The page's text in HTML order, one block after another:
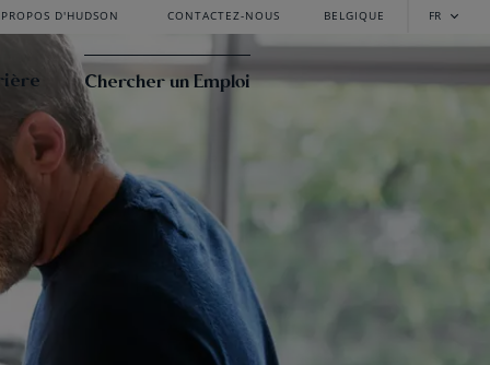
D'HUDSON CONTACTEZ-NOUS BELGIQUE FR
Chercher un Emploi